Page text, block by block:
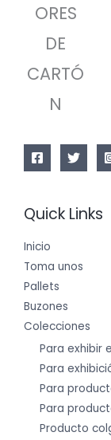
ORES
DE
CARTÓ
N
Quick Links
Inicio
Toma unos
Pallets
Buzones
Colecciones
Para exhibir
Para
Para
Para
Producto